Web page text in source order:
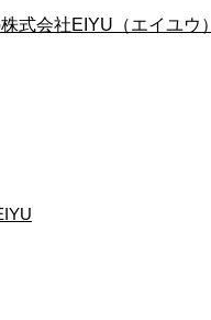
式会社EIYU（エイユウ）